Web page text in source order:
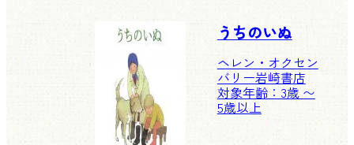
うちのいぬ
ヘレン・オクセン
バリー岩崎書店
対象年齢：3歳 〜
5歳以上